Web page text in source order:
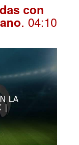
con
. 04:10